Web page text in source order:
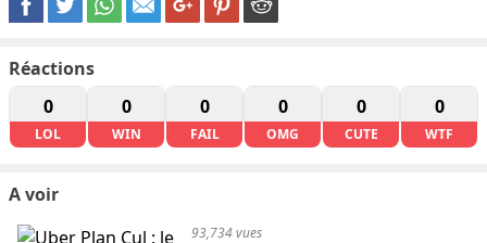
Réactions
0
LOL
0
WIN
0
FAIL
0
OMG
0
CUTE
0
WTF
A voir
93,734 vues